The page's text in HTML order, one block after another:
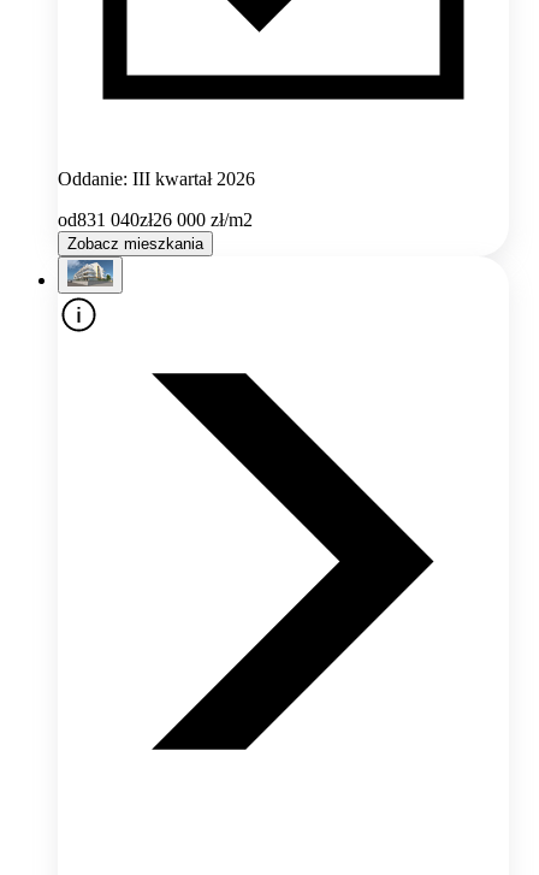
Oddanie: III kwartał 2026
od831 040zł26 000 zł/m2
Zobacz mieszkania